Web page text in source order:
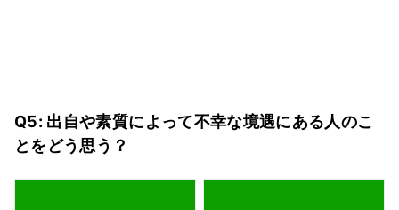
Q5: 出自や素質によって不幸な境遇にある人のこ
とをどう思う？